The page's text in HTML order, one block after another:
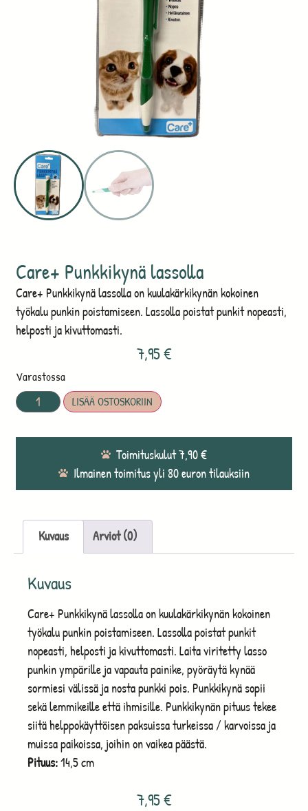
Care+ Punkkikynä lassolla
Care+ Punkkikynä lassolla on kuulakärkikynän kokoinen
työkalu punkin poistamiseen. Lassolla poistat punkit nopeasti,
helposti ja kivuttomasti.
7,95€
Varastossa
LISÄÄ OSTOSKORIIN
Toimituskulut 7,90 €
Ilmainen toimitus yli 80 euron tilauksiin
Kuvaus Arviot (0)
Kuvaus
Care+ Punkkikynä lassolla on kuulakärkikynän kokoinen
työkalu punkin poistamiseen. Lassolla poistat punkit
nopeasti, helposti ja kivuttomasti. Laita viritetty lasso
punkin ympärille ja vapauta painike, pyöräytä kynää
sormiesi välissä ja nosta punkki pois. Punkkikynä sopii
sekä lemmikeille että ihmisille. Punkkikynän pituus tekee
siitä helppokäyttöisen paksuissa turkeissa / karvoissa ja
muissa paikoissa, joihin on vaikea päästä.
Pituus:14,5 cm
7,95€